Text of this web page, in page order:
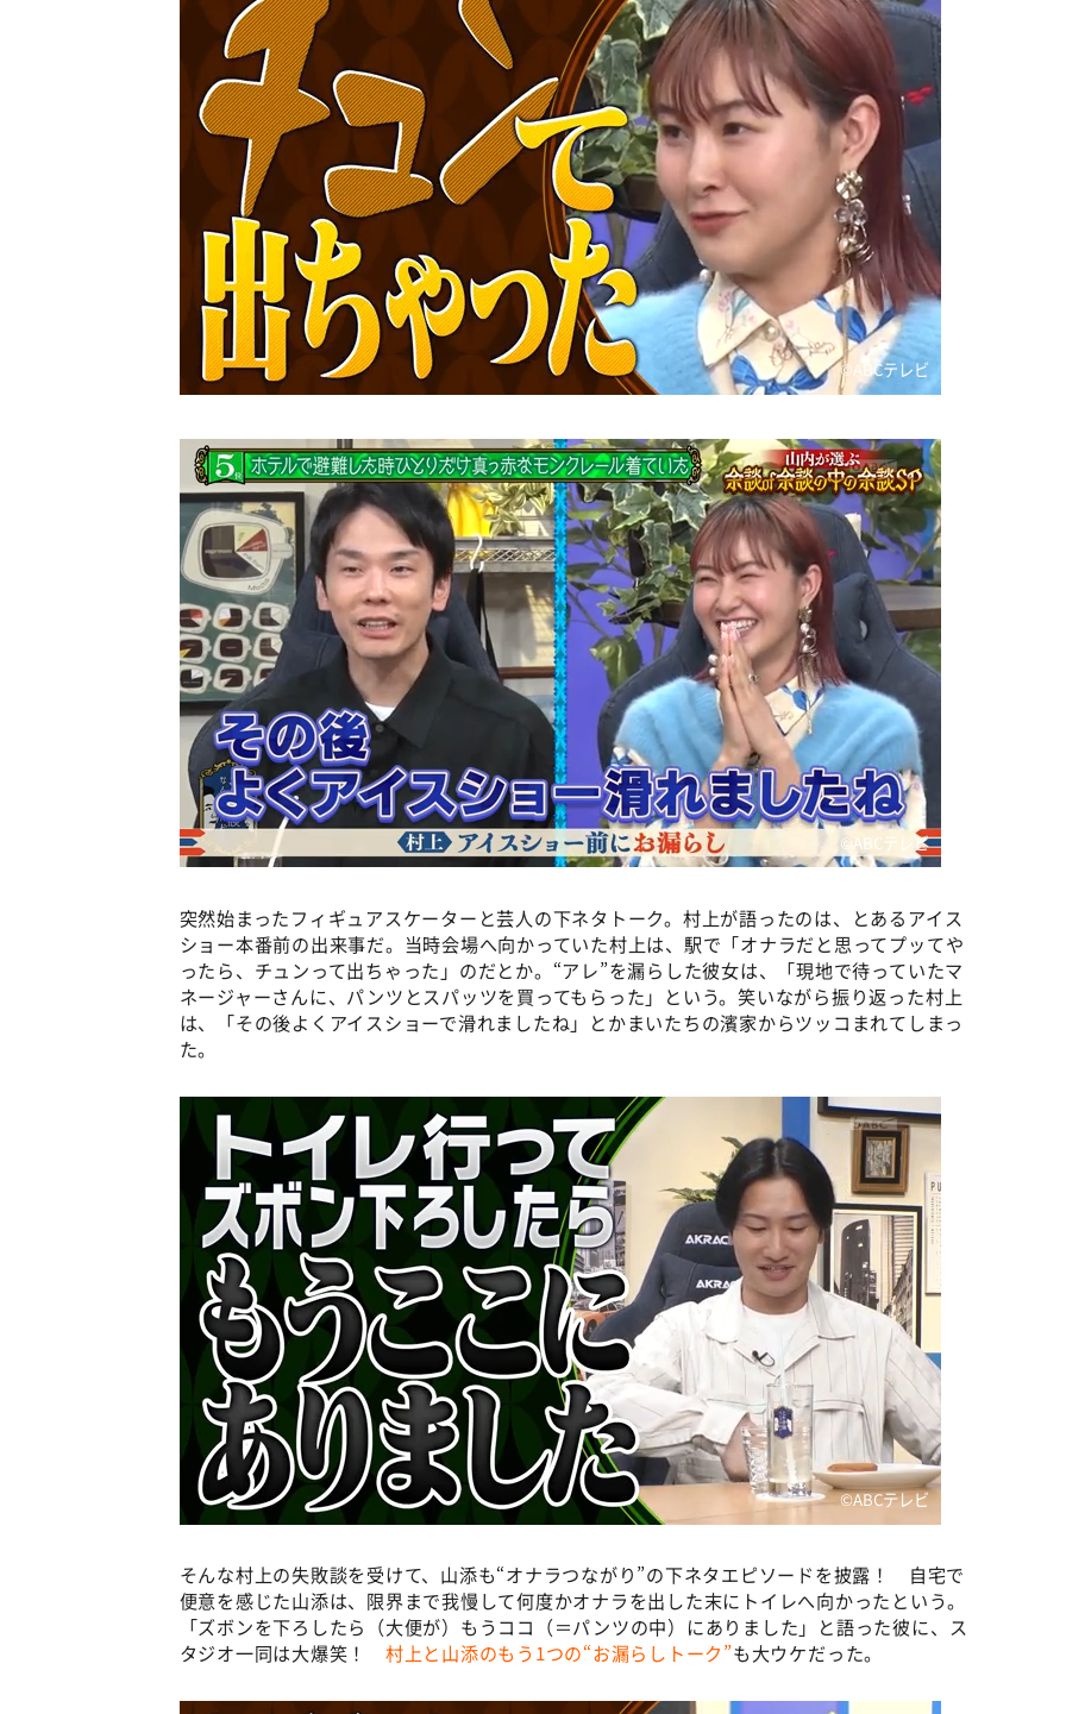
©ABCテレビ
©ABCテレビ
突然始まったフィギュアスケーターと芸人の下ネタトーク。村上が語ったのは、とあるアイス
ショー本番前の出来事だ。当時会場へ向かっていた村上は、駅で「オナラだと思ってプッてや
ったら、チュンって出ちゃった」のだとか。“アレ”を漏らした彼女は、「現地で待っていたマ
ネージャーさんに、パンツとスパッツを買ってもらった」という。笑いながら振り返った村上
は、「その後よくアイスショーで滑れましたね」とかまいたちの濱家からツッコまれてしまっ
た。
©ABCテレビ
そんな村上の失敗談を受けて、山添も“オナラつながり”の下ネタエピソードを披露！ 自宅で
便意を感じた山添は、限界まで我慢して何度かオナラを出した末にトイレへ向かったという。
「ズボンを下ろしたら（大便が）もうココ（＝パンツの中）にありました」と語った彼に、ス
タジオ一同は大爆笑！ 村上と山添のもう1つの“お漏らしトーク”も大ウケだった。